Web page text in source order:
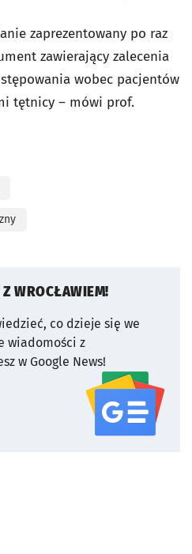
zaprezentowany po raz
zawierający zalecenia
wobec pacjentów
tętnicy – mówi prof.
WROCŁAWIEM!
co dzieje się we
wiadomości z
w Google News!
serwisu